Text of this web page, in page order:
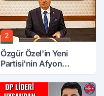
2
Özgür Özel'in Yeni
Partisi'nin Afyon